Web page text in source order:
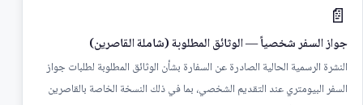
📄
جواز السفر شخصياً — الوثائق المطلوبة (شاملة القاصرين)
النشرة الرسمية الحالية الصادرة عن السفارة بشأن الوثائق المطلوبة لطلبات جواز
السفر البيومتري عند التقديم الشخصي، بما في ذلك النسخة الخاصة بالقاصرين